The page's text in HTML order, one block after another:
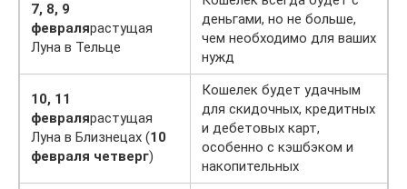
7, 8, 9
февралярастущая
Луна в Тельце
деньгами, но не больше,
чем необходимо для ваших
нужд
10, 11
февралярастущая
Луна в Близнецах (10
февраля четверг)
Кошелек будет удачным
для скидочных, кредитных
и дебетовых карт,
особенно с кэшбэком и
накопительных